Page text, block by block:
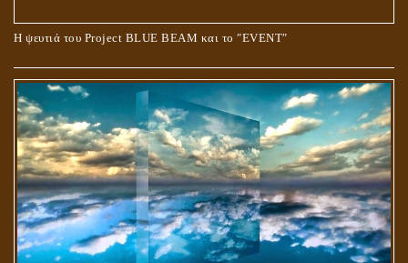
Η ψευτιά του Project BLUE BEAM και το ʺEVENTʺ
Ο ΡΟΛΟΣ ΤΗΣ ΛΙΛΙΘ ΣΤΗ ΓΕΝΕΣΗ